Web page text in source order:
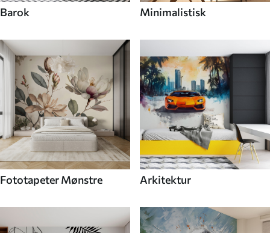
Barok Minimalistisk
Fototapeter Mønstre Arkitektur